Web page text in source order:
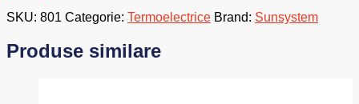
SKU: 801 Categorie: Termoelectrice Brand: Sunsystem
Produse similare